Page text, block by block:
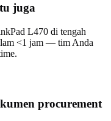
juga
L470 di tengah
<1 jam — tim Anda
procurement